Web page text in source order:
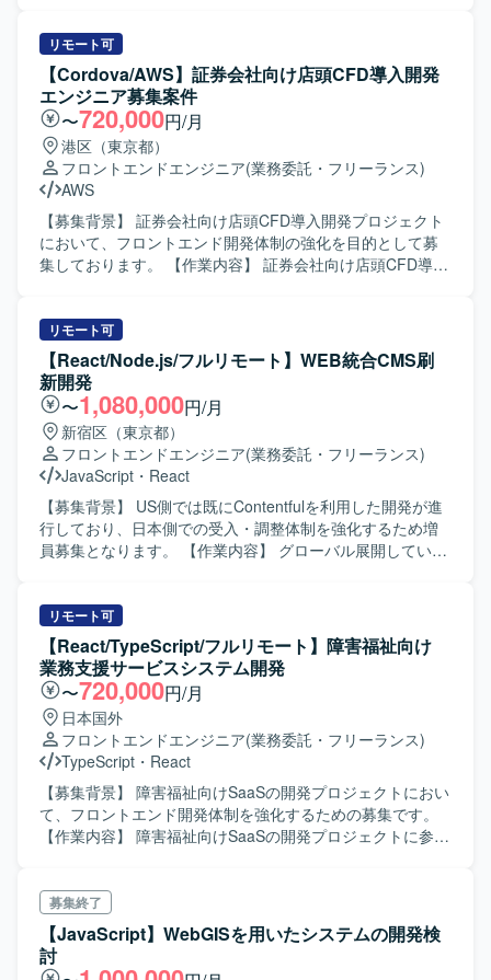
ご担当いただきます。React.jsおよびTypeScriptを用いた画
面実装や、バックエンドとの連携部分の実装・動作確認な
どを行っていただきます。 【求める人物像】 フロントエン
ド開発経験が豊富で、自発的に課題を発見し改善提案がで
きる方を求めております。チームメンバーや関係者と円滑
にコミュニケーションを取りながら開発を進めていただけ
る方を歓迎いたします。 【ポジションの魅力】 証券業界向
けの新規サービス開発に携わることで、金融ドメインの知
見を深めながらフロントエンド技術力を高めていただけま
す。バックエンド技術にも触れられる環境のため、フルス
タック志向の方にも適したポジションとなっております。
リモート可
【Cordova/AWS】証券会社向け店頭CFD導入開発
エンジニア募集案件
〜720,000円/月
港区（東京都）
フロントエンドエンジニア(業務委託・フリーランス)
AWS
【募集背景】 証券会社向け店頭CFD導入開発プロジェクト
において、フロントエンド開発体制の強化を目的として募
集しております。 【作業内容】 証券会社向け店頭CFD導入
応いただきます。GitHubを用いたソースコード管理や、
AWS環境と連携した開発作業も行っていただきます。 【求
める人物像】 チームで円滑にコミュニケーションを取りな
がら問題解決に取り組める方を求めております。前向きに
キャッチアップや技術向上に積極的な方を歓迎いたしま
す。証券取引や金融ドメインへの関心が高く、自ら学ぶ姿
勢をお持ちの方ですとよりご活躍いただけます。 【ポジシ
ョンの魅力】 金融業界向けの店頭CFDという専門性の高い
領域での開発に携わることができ、パスキー認証などの認
証技術やテックリード的な役割にもチャレンジいただけま
す。CordovaとAWSを活用したフロントエンド開発経験を
行っております。インフラにはAWSを利用した構成となっ
ております。
リモート可
【React/Node.js/フルリモート】WEB統合CMS刷
新開発
〜1,080,000円/月
新宿区（東京都）
フロントエンドエンジニア(業務委託・フリーランス)
JavaScript ・ React
【募集背景】 US側では既にContentfulを利用した開発が進
行しており、日本側での受入・調整体制を強化するため増
員募集となります。 【作業内容】 グローバル展開している
CMS（Contentful）へ統一するプロジェクトに参画いただき
ます。 日本側HQとしてUSチームとの調整、受入対応、各
事業部との調整およびReact/Node.jsを用いた開発・改修を
ご担当いただきます。 既存SiteCoreで利用しているデザイ
ンの移行対応や、プラットフォーム差異により必要となる
リデザイン対応の検討・実装も行っていただきます。 フロ
ントエンドサポートやAPI構築、UAT・評価・受け入れ整
備、Goliveに向けた対応などを段階的に実施していただきま
す。 【求める人物像】 英語で主体的にコミュニケーション
が取れる方を求めております。 海外チームとの協業経験が
あり、仕様調整や課題整理を能動的に進められる方を歓迎
Contentfulなどの最新技術に関わることができます。 USチ
ームとの英語でのコミュニケーションを通じて、グローバ
ル開発プロジェクトの経験を積むことができます。 フロン
トエンドからAPI構築まで幅広い工程に携わることができ、
リモート可
【React/TypeScript/フルリモート】障害福祉向け
業務支援サービスシステム開発
〜720,000円/月
日本国外
フロントエンドエンジニア(業務委託・フリーランス)
TypeScript ・ React
【募集背景】 障害福祉向けSaaSの開発プロジェクトにおい
て、フロントエンド開発体制を強化するための募集です。
【作業内容】 障害福祉向けSaaSの開発プロジェクトに参画
の設計・開発・運用を行っていただきます。 企画要件から
仕様を把握し、要件の不明点を解消したうえで実装設計へ
と落とし込んでいただきます。 既存ソースコードの機能改
修や、技術的負債の解消にも取り組んでいただきます。
募集終了
【JavaScript】WebGISを用いたシステムの開発検
討